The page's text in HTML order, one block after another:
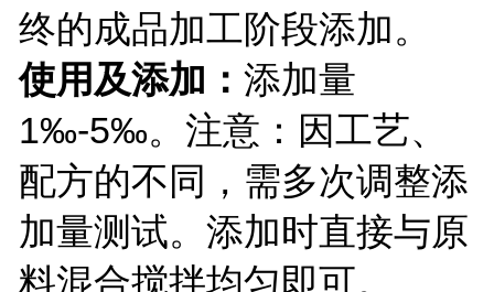
终的成品加工阶段添加。
使用及添加： 添加量
1‰-5‰。注意：因工艺、
配方的不同，需多次调整添
加量测试。 添加时直接与原
料混合搅拌均匀即可。